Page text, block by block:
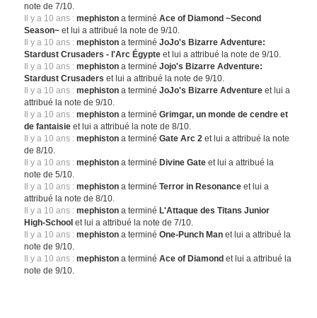
note de 7/10.
Il y a 10 ans : mephiston a terminéAce of Diamond ~Second
Season~ et lui a attribué la note de 9/10.
Il y a 10 ans : mephiston a terminéJoJo's Bizarre Adventure:
Stardust Crusaders - l'Arc Égypte et lui a attribué la note de 9/10.
Il y a 10 ans : mephiston a terminéJojo's Bizarre Adventure:
Stardust Crusaders et lui a attribué la note de 9/10.
Il y a 10 ans : mephiston a terminéJoJo's Bizarre Adventure et lui a
attribué la note de 9/10.
Il y a 10 ans : mephiston a terminéGrimgar, un monde de cendre et
de fantaisie et lui a attribué la note de 8/10.
Il y a 10 ans : mephiston a terminéGate Arc 2 et lui a attribué la note
de 8/10.
Il y a 10 ans : mephiston a terminé Divine Gate et lui a attribué la
note de 5/10.
Il y a 10 ans : mephiston a terminéTerror in Resonance et lui a
attribué la note de 8/10.
Il y a 10 ans : mephiston a terminé L'Attaque des Titans Junior
High-School et lui a attribué la note de 7/10.
Il y a 10 ans : mephiston a terminéOne-Punch Man et lui a attribué la
note de 9/10.
Il y a 10 ans : mephiston a terminéAce of Diamond et lui a attribué la
note de 9/10.